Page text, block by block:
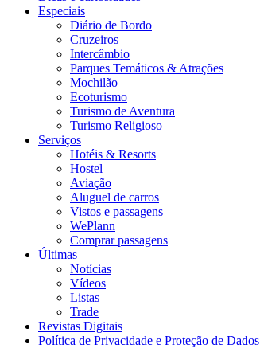
Especiais
Diário de Bordo
Cruzeiros
Intercâmbio
Parques Temáticos & Atrações
Mochilão
Ecoturismo
Turismo de Aventura
Turismo Religioso
Serviços
Hotéis & Resorts
Hostel
Aviação
Aluguel de carros
Vistos e passagens
WePlann
Comprar passagens
Últimas
Notícias
Vídeos
Listas
Trade
Revistas Digitais
Política de Privacidade e Proteção de Dados